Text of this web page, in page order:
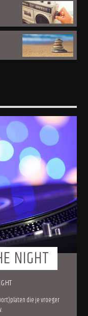
NIGHT
die je vroeger